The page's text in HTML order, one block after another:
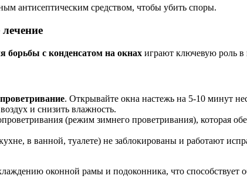
антисептическим средством, чтобы убить споры.
борьбы с конденсатом на окнах играют ключевую роль в
. Открывайте окна настежь на 5-10 минут
и снизить влажность.
(режим зимнего проветривания), которая
в ванной, туалете) не заблокированы и работают
оконной рамы и подоконника, что способствует